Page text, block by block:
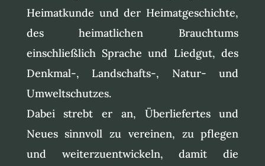
Heimatkunde und der Heimatgeschichte,
des heimatlichen Brauchtums
einschließlich Sprache und Liedgut, des
Denkmal-, Landschafts-, Natur- und
Umweltschutzes.
Dabei strebt er an, Überliefertes und
Neues sinnvoll zu vereinen, zu pflegen
und weiterzuentwickeln, damit die